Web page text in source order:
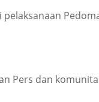
Pers dan